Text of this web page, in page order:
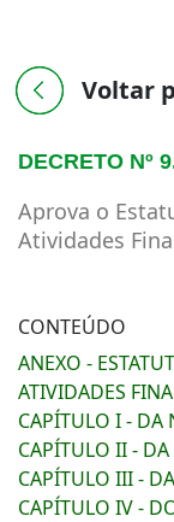
Voltar
DECRETO Nº
Aprova o
Atividades
CONTEÚDO
ANEXO -
ATIVIDADES
CAPÍTULO I - DA
CAPÍTULO II -
CAPÍTULO III -
CAPÍTULO IV -